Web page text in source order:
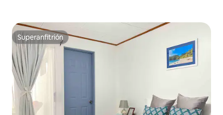
Superanfitrión
Superanfitrión